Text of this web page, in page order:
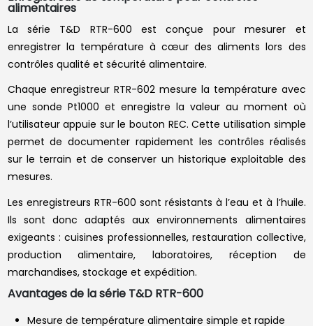
alimentaires
La série T&D RTR-600 est conçue pour mesurer et
enregistrer la température à cœur des aliments lors des
contrôles qualité et sécurité alimentaire.
Chaque enregistreur RTR-602 mesure la température avec
une sonde Pt1000 et enregistre la valeur au moment où
l’utilisateur appuie sur le bouton REC. Cette utilisation simple
permet de documenter rapidement les contrôles réalisés
sur le terrain et de conserver un historique exploitable des
mesures.
Les enregistreurs RTR-600 sont résistants à l’eau et à l’huile.
Ils sont donc adaptés aux environnements alimentaires
exigeants : cuisines professionnelles, restauration collective,
production alimentaire, laboratoires, réception de
marchandises, stockage et expédition.
Avantages de la série T&D RTR-600
Mesure de température alimentaire simple et rapide